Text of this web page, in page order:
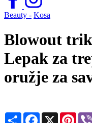
Beauty - Kosa
Blowout
Lepak za
oružje za
Share Facebook
X